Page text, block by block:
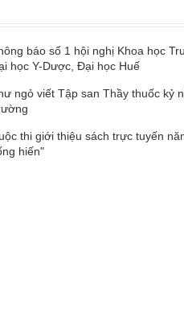
báo số 1 hội nghị Khoa học
học Y-Dược, Đại học Huế
ngỏ viết Tập san Thầy thuốc kỷ
thi giới thiệu sách trực tuyến
hiến"